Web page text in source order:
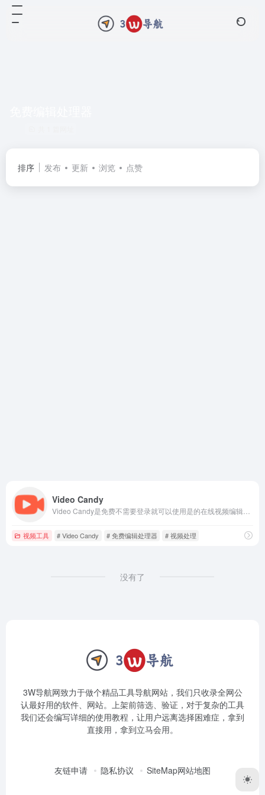
排序 发布 更新 浏览 点赞
Video Candy
视频工具 # Video Candy # 免费编辑处理器 # 视频处理
没有了
3W导航网致力于做个精品工具导航网站，我们只收录全网公
认最好用的软件、网站。上架前筛选、验证，对于复杂的工具
我们还会编写详细的使用教程，让用户远离选择困难症，拿到
直接用，拿到立马会用。
友链申请 隐私协议 SiteMap网站地图